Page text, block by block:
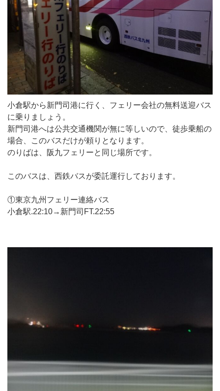
小倉駅から新門司港に行く、フェリー会社の無料送迎バス
に乗りましょう。
新門司港へは公共交通機関が無に等しいので、徒歩乗船の
場合、このバスだけが頼りとなります。
のりばは、阪九フェリーと同じ場所です。
このバスは、西鉄バスが委託運行しております。
①東京九州フェリー連絡バス
小倉駅.22:10→新門司FT.22:55